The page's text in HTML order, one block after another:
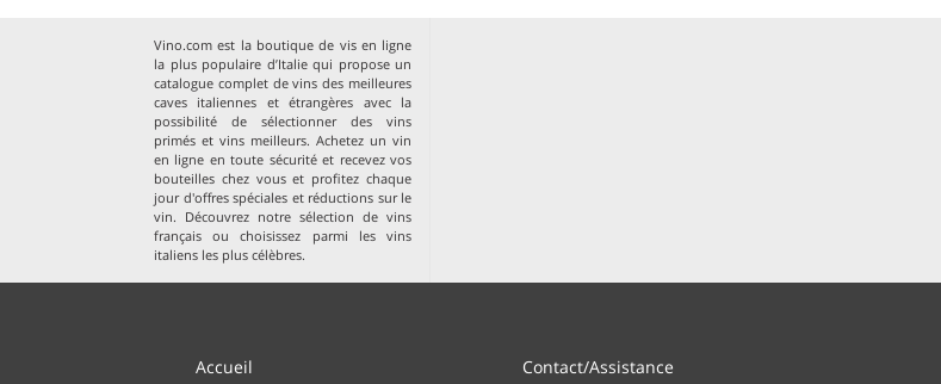
Vino.com est la boutique de vis en ligne
la plus populaire d’Italie qui propose un
catalogue complet de vins des meilleures
caves italiennes et étrangères avec la
possibilité de sélectionner des vins
primés et vins meilleurs. Achetez un vin
en ligne en toute sécurité et recevez vos
bouteilles chez vous et profitez chaque
jour d'offres spéciales et réductions sur le
vin. Découvrez notre sélection devins
français ou choisissez parmi lesvins
italiens les plus célèbres.
Accueil Contact/Assistance